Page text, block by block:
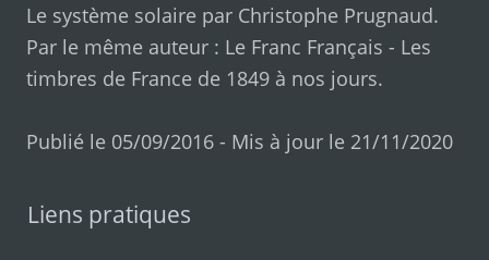
Le système solaire par Christophe Prugnaud.
Par le même auteur : Le Franc Français - Les
timbres de France de 1849 à nos jours.
Publié le 05/09/2016 - Mis à jour le 21/11/2020
Liens pratiques